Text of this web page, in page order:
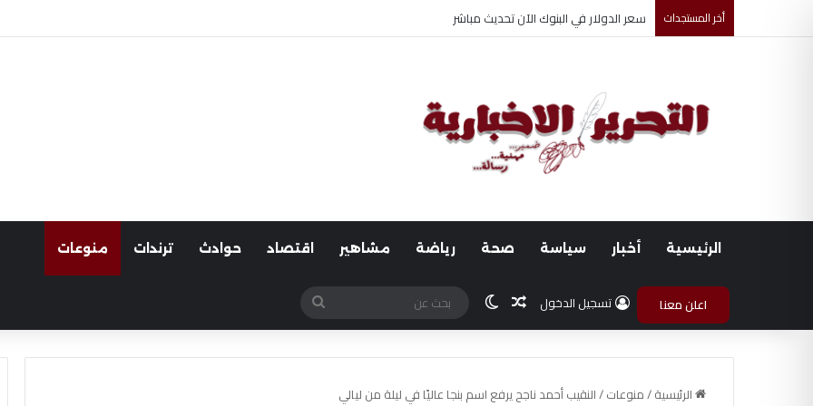
أخر المستجدات ضبط متهم بممارسة انتحال صفة ضابط واستيقاف السيارات
الرئيسية أخبار سياسة صحة رياضة مشاهير اقتصاد حوادث ترندات منوعات
اعلن معنا تسجيل الدخول مقال عشوائي
الوضع المظلم
عن
الرئيسية/منوعات/النقيب أحمد ناجح يرفع اسم بنجا عاليًا في ليلة من ليالي